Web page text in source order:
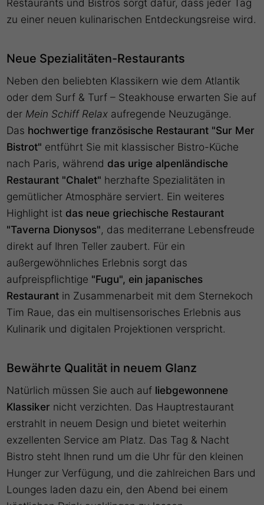
Restaurants und Bistros sorgt dafür, dass jeder Tag
zu einer neuen kulinarischen Entdeckungsreise wird.
Neue Spezialitäten-Restaurants
Neben den beliebten Klassikern wie dem Atlantik
oder dem Surf & Turf – Steakhouse erwarten Sie auf
der Mein Schiff Relax aufregende Neuzugänge.
Das hochwertige französische Restaurant "Sur Mer
Bistrot" entführt Sie mit klassischer Bistro-Küche
nach Paris, während das urige alpenländische
Restaurant "Chalet" herzhafte Spezialitäten in
gemütlicher Atmosphäre serviert. Ein weiteres
Highlight ist das neue griechische Restaurant
"Taverna Dionysos", das mediterrane Lebensfreude
direkt auf Ihren Teller zaubert. Für ein
außergewöhnliches Erlebnis sorgt das
aufpreispflichtige "Fugu", ein japanisches
Restaurant in Zusammenarbeit mit dem Sternekoch
Tim Raue, das ein multisensorisches Erlebnis aus
Kulinarik und digitalen Projektionen verspricht.
Bewährte Qualität in neuem Glanz
Natürlich müssen Sie auch auf liebgewonnene
Klassiker nicht verzichten. Das Hauptrestaurant
erstrahlt in neuem Design und bietet weiterhin
exzellenten Service am Platz. Das Tag & Nacht
Bistro steht Ihnen rund um die Uhr für den kleinen
Hunger zur Verfügung, und die zahlreichen Bars und
Lounges laden dazu ein, den Abend bei einem